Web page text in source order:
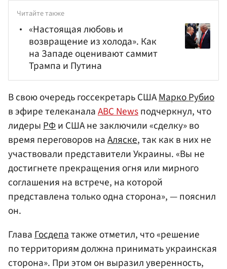
Читайте также
«Настоящая любовь и
возвращение из холода». Как
на Западе оценивают саммит
Трампа и Путина
В свою очередь госсекретарь СШАМарко Рубио
в эфире телеканалаABC Newsподчеркнул, что
лидерыРФи США не заключили «сделку» во
время переговоров наАляске, так как в них не
участвовали представители Украины. «Вы не
достигнете прекращения огня или мирного
соглашения на встрече, на которой
представлена только одна сторона», — пояснил
он.
ГлаваГосдепатакже отметил, что «решение
по территориям должна принимать украинская
сторона». При этом он выразил уверенность,